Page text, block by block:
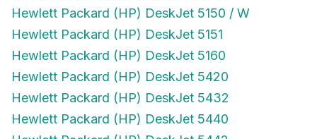
Hewlett Packard (HP) DeskJet 5150 / W
Hewlett Packard (HP) DeskJet 5151
Hewlett Packard (HP) DeskJet 5160
Hewlett Packard (HP) DeskJet 5420
Hewlett Packard (HP) DeskJet 5432
Hewlett Packard (HP) DeskJet 5440
Hewlett Packard (HP) DeskJet 5442